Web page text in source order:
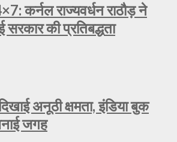
कर्नल राज्यवर्धन राठौड़ ने
सरकार की प्रतिबद्धता
अनूठी क्षमता, इंडिया बुक
जगह